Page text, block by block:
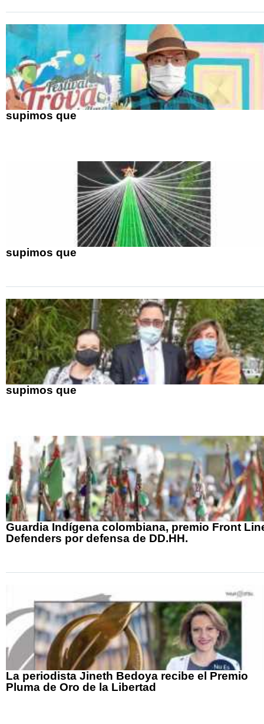
supimos que
supimos que
supimos que
Guardia Indígena colombiana, premio Front
Defenders por defensa de DD.HH.
La periodista Jineth Bedoya recibe el Premio
Pluma de Oro de la Libertad